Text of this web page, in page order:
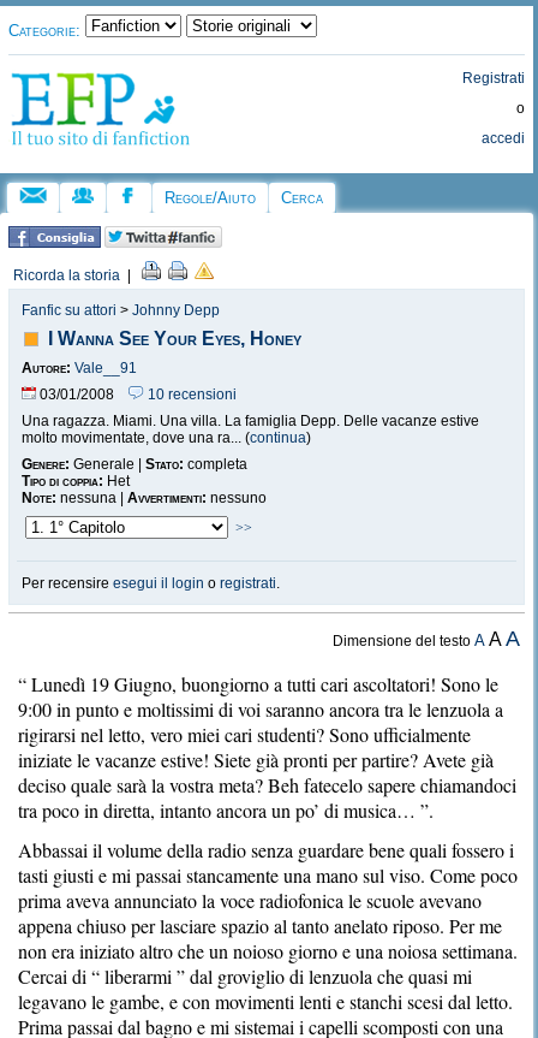
Categorie:
Registrati
o
accedi
Regole/Aiuto Cerca
Ricorda la storia
Fanfic su attori > Johnny Depp
I Wanna See Your Eyes, Honey
Autore: Vale__91
03/01/2008
10 recensioni
Una ragazza. Miami. Una villa. La famiglia Depp. Delle vacanze estive
molto movimentate, dove una ra... (continua)
Genere: Generale | Stato: completa
Tipo di coppia: Het
Note: nessuna | Avvertimenti: nessuno
>>
Per recensire esegui il login o registrati.
Dimensione del testoA AA
“ Lunedì 19 Giugno, buongiorno a tutti cari ascoltatori! Sono le
9:00 in punto e moltissimi di voi saranno ancora tra le lenzuola a
rigirarsi nel letto, vero miei cari studenti? Sono ufficialmente
iniziate le vacanze estive! Siete già pronti per partire? Avete già
deciso quale sarà la vostra meta? Beh fatecelo sapere chiamandoci
tra poco in diretta, intanto ancora un po’ di musica… ”.
Abbassai il volume della radio senza guardare bene quali fossero i
tasti giusti e mi passai stancamente una mano sul viso. Come poco
prima aveva annunciato la voce radiofonica le scuole avevano
appena chiuso per lasciare spazio al tanto anelato riposo. Per me
non era iniziato altro che un noioso giorno e una noiosa settimana.
Cercai di “ liberarmi ” dal groviglio di lenzuola che quasi mi
legavano le gambe, e con movimenti lenti e stanchi scesi dal letto.
Prima passai dal bagno e mi sistemai i capelli scomposti con una